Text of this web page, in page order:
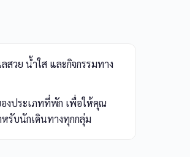
สวย น้ำใส และกิจกรรมทาง
องประเภทที่พัก เพื่อให้คุณ
รับนักเดินทางทุกกลุ่ม